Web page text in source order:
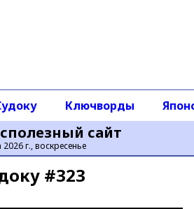
сайт
г., воскресенье
Ключворды
#323